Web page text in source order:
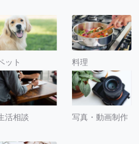
ット 料理
活相談 写真・動画制作